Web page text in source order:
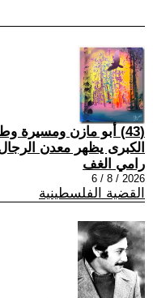
(43) أبو مازن ومسيرة
الكبرى يظهر معدن
رامي الغف
2026 / 8 / 6
القضية الفلسطينية